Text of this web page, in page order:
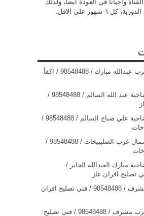
واحيانا في العودة ايضا، ولذلك
٦ شهور علي الاقل.
فني طباخات غرب عبدالله مبارك / 98548488 / اكفأ
فني طباخات ضاحية عبد الله السالم / 98548488 /
فني طباخات ضاحية علي صباح السالم / 98548488 /
فني طباخات شمال غرب الصليبيخات / 98548488 /
مبارك العبدالله الجابر /
فني طباخات مشرف / 98548488 / فني تصليح افران
فني طباخات غرب مشرف / 98548488 / فني تصليح